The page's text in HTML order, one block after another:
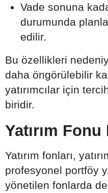
Vade sonuna
durumunda
edilir.
Bu özellikleri
daha öngörülebilir
yatırımcılar için
biridir.
Yatırım
Yatırım fonları,
profesyonel portföy
yönetilen fonlarda